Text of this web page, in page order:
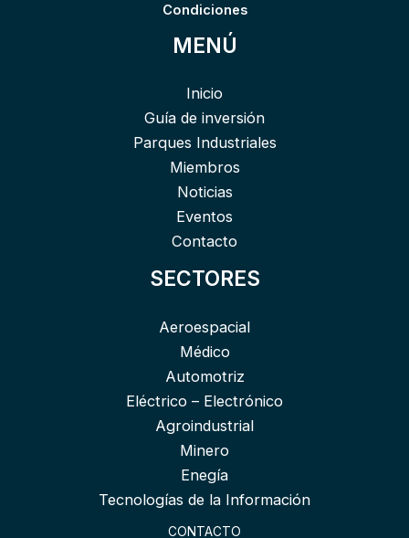
Condiciones
MENÚ
Inicio
Guía de inversión
Parques Industriales
Miembros
Noticias
Eventos
Contacto
SECTORES
Aeroespacial
Médico
Automotriz
Eléctrico – Electrónico
Agroindustrial
Minero
Enegía
Tecnologías de la Información
CONTACTO